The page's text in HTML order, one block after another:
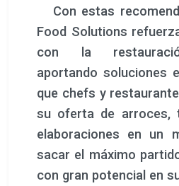
Con estas
Food Solutions
con la
aportando soluciones
que chefs y
su oferta de arroces,
elaboraciones en un
sacar el máximo
con gran potencial en